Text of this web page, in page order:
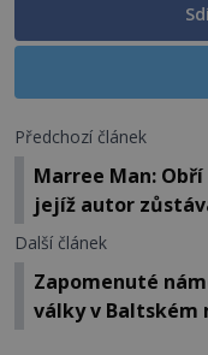
Předchozí článek
Marree Man:
jejíž autor
Další článek
Zapomenuté
války v Baltském